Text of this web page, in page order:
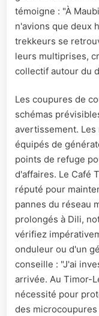
témoigne : "À
n'avions que deux
trekkeurs se
leurs multiprises,
collectif autour du
Les coupures de
schémas
avertissement. Les
équipés de
points de refuge
d'affaires. Le Café
réputé pour
pannes du réseau
prolongés à Dili,
vérifiez
onduleur ou d'un
conseille : "J'ai
arrivée. Au Timor-
nécessité pour
des